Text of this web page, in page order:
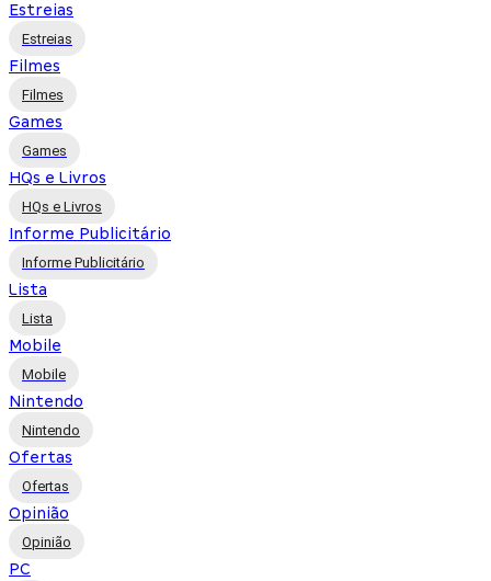
Estreias
Estreias
Filmes
Filmes
Games
Games
HQs e Livros
HQs e Livros
Informe Publicitário
Informe Publicitário
Lista
Lista
Mobile
Mobile
Nintendo
Nintendo
Ofertas
Ofertas
Opinião
Opinião
PC